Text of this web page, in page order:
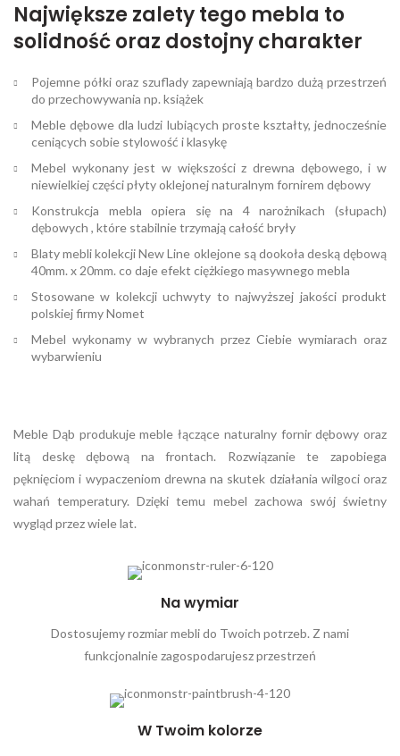
Największe zalety tego mebla to
solidność oraz dostojny charakter
Pojemne półki oraz szuflady zapewniają bardzo dużą przestrzeń
do przechowywania np. książek
Meble dębowe dla ludzi lubiących proste kształty, jednocześnie
ceniących sobie stylowość i klasykę
Mebel wykonany jest w większości z drewna dębowego, i w
niewielkiej części płyty oklejonej naturalnym fornirem dębowy
Konstrukcja mebla opiera się na 4 narożnikach (słupach)
dębowych , które stabilnie trzymają całość bryły
Blaty mebli kolekcji New Line oklejone są dookoła deską dębową
40mm. x 20mm. co daje efekt ciężkiego masywnego mebla
Stosowane w kolekcji uchwyty to najwyższej jakości produkt
polskiej firmy Nomet
Mebel wykonamy w wybranych przez Ciebie wymiarach oraz
wybarwieniu
Meble Dąb produkuje meble łączące naturalny fornir dębowy oraz
litą deskę dębową na frontach. Rozwiązanie te zapobiega
pęknięciom i wypaczeniom drewna na skutek działania wilgoci oraz
wahań temperatury. Dzięki temu mebel zachowa swój świetny
wygląd przez wiele lat.
Na wymiar
Dostosujemy rozmiar mebli do Twoich potrzeb. Z nami
funkcjonalnie zagospodarujesz przestrzeń
W Twoim kolorze